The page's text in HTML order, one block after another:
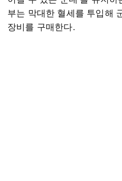
부는 막대한 혈세를 투입해
장비를 구매한다.